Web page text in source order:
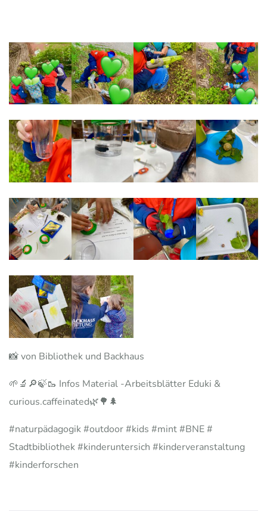
📸 von Bibliothek und Backhaus
🌱🔬🔎🍃🥾 Infos Material -Arbeitsblätter Eduki &
curious.caffeinated🌿🌳🌲
#naturpädagogik #outdoor #kids #mint #BNE #
Stadtbibliothek #kinderuntersich #kinderveranstaltung
#kinderforschen